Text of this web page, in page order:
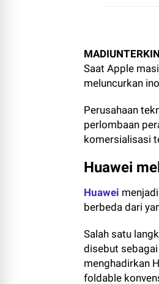
Saat Apple
meluncurkan
Perusahaan
perlombaan
komersialisasi
Huawei
Huawei
berbeda dari
Salah satu
disebut
menghadirkan
foldable